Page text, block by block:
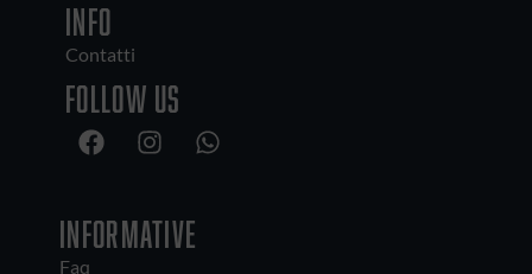
INFO
Contatti
Follow us
INFORMATIVE
Faq